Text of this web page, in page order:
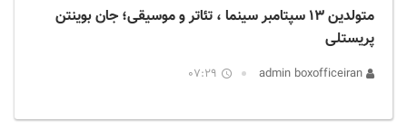
متولدین ۱۳ سپتامبر سینما ، تئاتر و موسیقی؛ جان بوینتن
پریستلی
07:29